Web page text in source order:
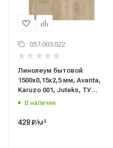
057.003.022
Линолеум бытовой
1500x0,15x2,5 мм, Avanta,
Karuzo 001, Juteks, ТУ
5771-010-97450201-2019
В наличии
428₽/м²